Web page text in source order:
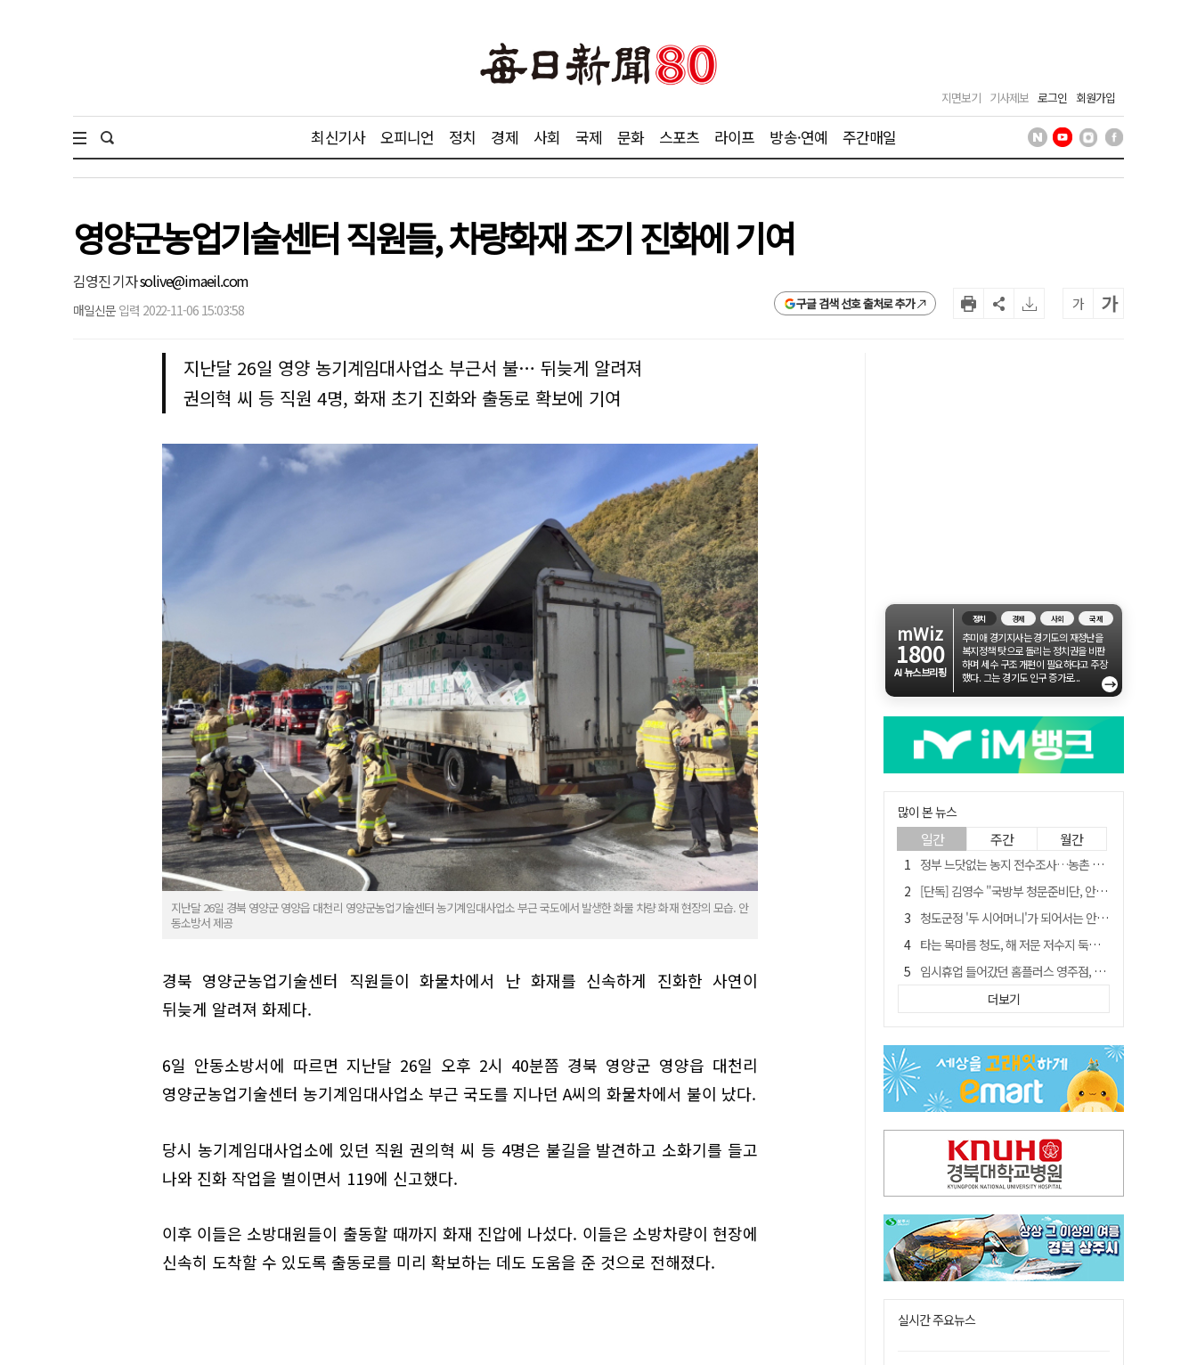
지면보기 기사제보 로그인 회원가입
최신기사 오피니언 정치 경제 사회 국제 문화 스포츠 라이프 방송·연예 주간매일
영양군농업기술센터 직원들, 차량화재 조기 진화에 기여
김영진 기자solive@imaeil.com
매일신문 입력 2022-11-06 15:03:58 구글 검색 선호 출처로 추가 가 가
지난달 26일 영양 농기계임대사업소 부근서 불… 뒤늦게 알려져
권의혁 씨 등 직원 4명, 화재 초기 진화와 출동로 확보에 기여
지난달 26일 경북 영양군 영양읍 대천리 영양군농업기술센터 농기계임대사업소 부근 국도에서 발생한 화물 차량 화재 현장의 모습. 안
동소방서 제공
경북 영양군농업기술센터 직원들이 화물차에서 난 화재를 신속하게 진화한 사연이
뒤늦게 알려져 화제다.
6일 안동소방서에 따르면 지난달 26일 오후 2시 40분쯤 경북 영양군 영양읍 대천리
영양군농업기술센터 농기계임대사업소 부근 국도를 지나던 A씨의 화물차에서 불이 났다.
당시 농기계임대사업소에 있던 직원 권의혁 씨 등 4명은 불길을 발견하고 소화기를 들고
나와 진화 작업을 벌이면서 119에 신고했다.
이후 이들은 소방대원들이 출동할 때까지 화재 진압에 나섰다. 이들은 소방차량이 현장에
신속히 도착할 수 있도록 출동로를 미리 확보하는 데도 도움을 준 것으로 전해졌다.
mWiz
1800
AI 뉴스브리핑
정치 경제 사회 국제
추미애 경기지사는 경기도의 재정난을
복지정책 탓으로 돌리는 정치권을 비판
하며 세수 구조 개편이 필요하다고 주장
했다. 그는 경기도 인구 증가로...
→
많이 본 뉴스
일간 주간 월간
정부 느닷없는 농지 전수조사…농촌 들쑤시는 '경자유전'의 칼날
[단독] 김영수 "국방부 청문준비단, 안규백 탈영 알고있었다"
청도군정 '두 시어머니'가 되어서는 안된다
타는 목마름 청도, 해 저문 저수지 둑에 군수가 서 있었다
임시휴업 들어갔던 홈플러스 영주점, 7일 영업 재개…지하 1층만 운영
SK하이닉스, 주당 375원 분기 배당 공시…"3분기 중 주주환원 방안 확정"
신세계사이먼, 대구 아울렛 토지매매 계약 체결… 사업 본궤도
이의준 전 경북도 새마을봉사과장, 제28대 울릉군 부군수 취임
[매일희평] 이재명 안규백의 육사를 보는 논리
더보기
실시간 주요뉴스